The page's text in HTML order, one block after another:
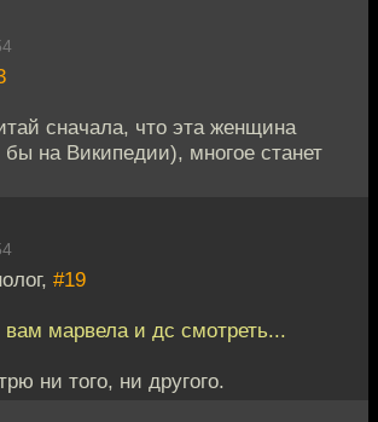
сначала, что эта женщина
на Википедии), многое станет
#19
марвела и дс смотреть...
ни того, ни другого.